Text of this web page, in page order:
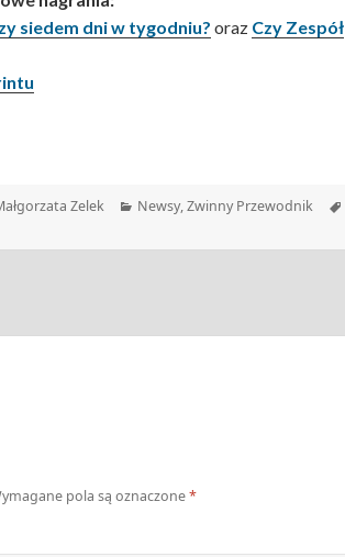
siedem dni w tygodniu? oraz Czy Zespół
Zelek Kategorie
Newsy,Zwinny Przewodnik
pola są oznaczone*